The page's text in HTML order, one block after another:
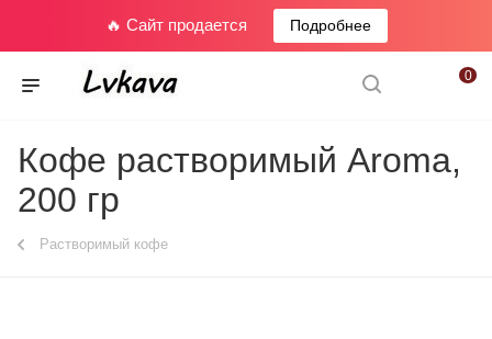
🔥 Сайт продается Подробнее
0
Кофе растворимый Aroma,
200 гр
Растворимый кофе